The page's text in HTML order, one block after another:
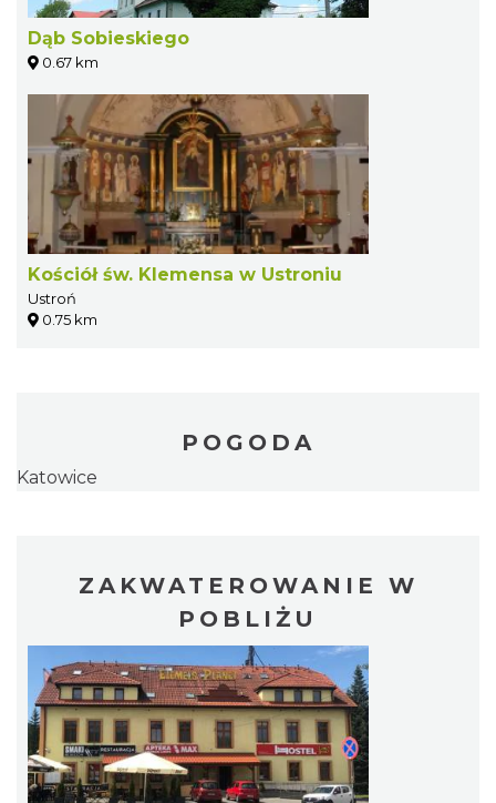
Dąb Sobieskiego
0.67 km
Kościół św. Klemensa w Ustroniu
Ustroń
0.75 km
POGODA
Katowice
ZAKWATEROWANIE W
POBLIŻU